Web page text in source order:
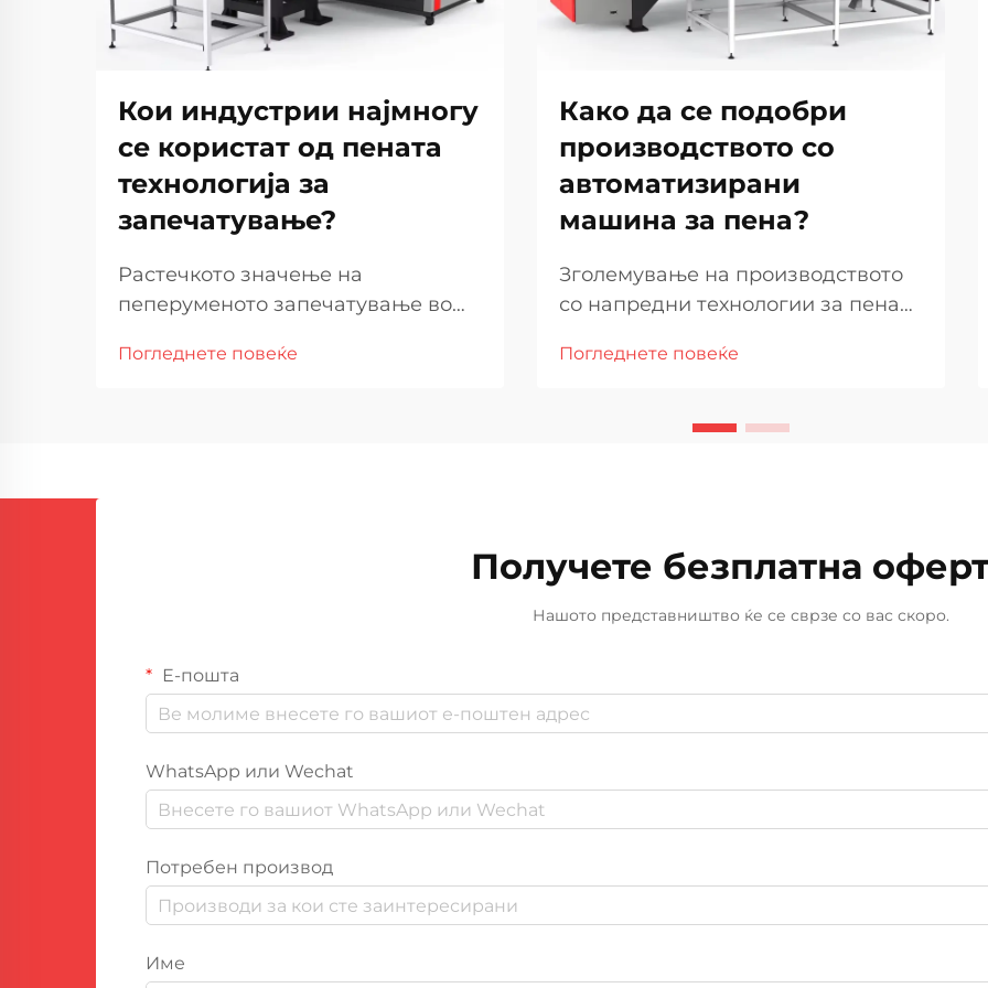
Кои индустрии најмногу
се користат од пената
технологија за
запечатување?
Растечкото значење на
пеперуменото запечатување во
Технологијата за пеперуменото
Погледнете повеќе
Како да се подобри
производството со
автоматизирани
машина за пена?
Зголемување на производството
со напредни технологии за пена
производствена средина,
производството и одржување на
Погледнете повеќе
Получете безплатна
Нашото представништво ќе се сврзе со вас скоро.
Е-пошта
WhatsApp или Wechat
Потребен производ
Име